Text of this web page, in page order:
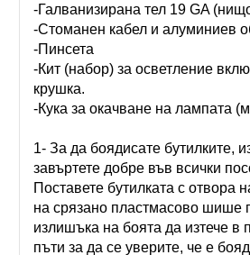
-Галванизирана тел 19 GA
-Стоманен кабел и алуминиев
-Пинсета
-Кит (набор) за осветление
крушка.
-Кука за окачване на лампата
1- За да боядисате бутилките,
завъртете добре във всички
Поставете бутилката с
на срязано пластмасово шише
излишъка на боята да изтече в
пъти за да се уверите, че е